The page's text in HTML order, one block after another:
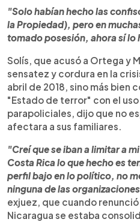
"Solo habían hecho las
la Propiedad), pero en
tomado posesión, ahora sí lo
Solís, que acusó a Ortega y
sensatez y cordura en la
abril de 2018, sino más bien
"Estado de terror" con el
parapoliciales, dijo que no
afectara a sus familiares.
"Creí quese iban a limitar a
Costa Rica lo que hecho es
perfil bajo en lo político, no
ninguna de las
exjuez, que cuando
Nicaragua se estaba